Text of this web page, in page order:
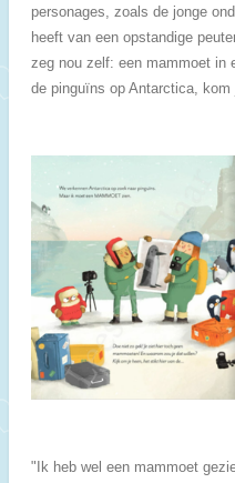
personages, zoals de jonge
heeft van een opstandige
zeg nou zelf: een mammoet in
de pinguïns op Antarctica,
"Ik heb wel een mammoet